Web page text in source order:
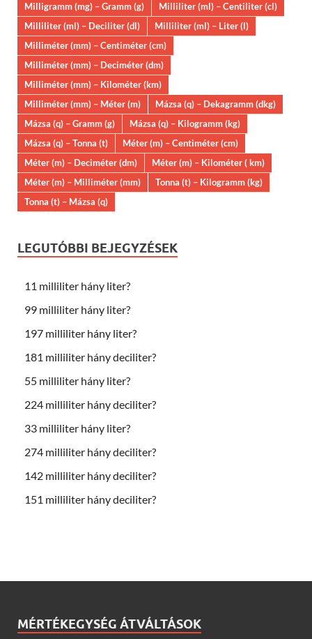
Milligramm (mg) – Gramm (g)
Milliliter (ml) – Centiliter (cl)
Milliliter (ml) – Deciliter (dl)
Milliliter (ml) – Liter (l)
Milliméter (mm) – Centiméter (cm)
Milliméter (mm) – Deciméter (dm)
Milliméter (mm) – Kilométer (km)
Milliméter (mm) – Méter (m)
Mázsa (q) – Dekagramm (dkg)
Mázsa (q) – Gramm (g)
Mázsa (q) – Kilogramm (kg)
Mázsa (q) – Tonna (t)
Méter (m) – Centiméter (cm)
Méter (m) – Deciméter (dm)
Méter (m) – Kilométer ( km)
Méter (m) – Milliméter (mm)
Tonna (t) – Kilogramm (kg)
Tonna (t) – Mázsa (q)
LEGUTÓBBI BEJEGYZÉSEK
11 milliliter hány liter?
99 milliliter hány liter?
197 milliliter hány liter?
181 milliliter hány deciliter?
55 milliliter hány liter?
224 milliliter hány deciliter?
33 milliliter hány liter?
274 milliliter hány deciliter?
142 milliliter hány deciliter?
151 milliliter hány deciliter?
MÉRTÉKEGYSÉG ÁTVÁLTÁSOK